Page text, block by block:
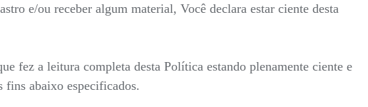
e/ou receber algum material, Você declara estar ciente desta
fez a leitura completa desta Política estando plenamente ciente e
fins abaixo especificados.